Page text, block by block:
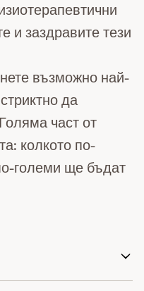
и заздравите тези
възможно най-
да
част от
колкото по-
големи ще бъдат